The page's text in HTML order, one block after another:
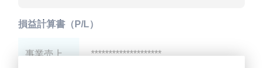
損益計算書（P/L）
事業売上 ********************